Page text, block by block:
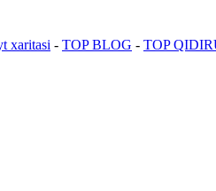
xaritasi - TOP BLOG - TOP